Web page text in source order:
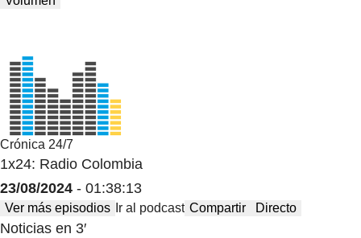
Crónica 24/7
1x24: Radio Colombia
23/08/2024 - 01:38:13
Ver más episodios Ir al podcast Compartir Directo
Noticias en 3′